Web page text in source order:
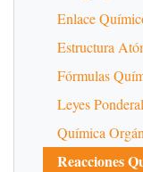
Enlace
Estructura
Fórmulas
Leyes
Química
Reacciones